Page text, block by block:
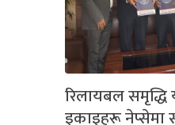
रिलायबल
इकाइहरू नेप्सेमा